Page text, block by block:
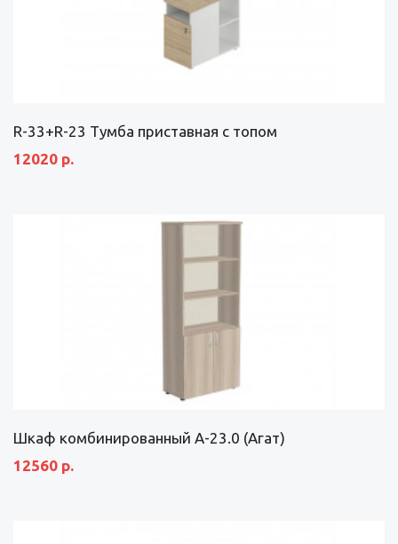
R-33+R-23 Тумба приставная с топом
12020 р.
Шкаф комбинированный А-23.0 (Агат)
12560 р.